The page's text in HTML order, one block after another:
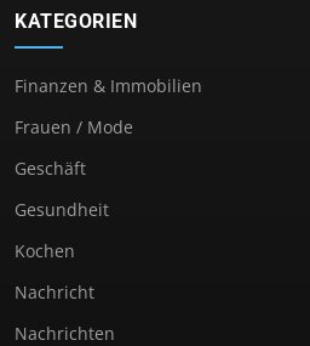
KATEGORIEN
Finanzen & Immobilien
Frauen / Mode
Geschäft
Gesundheit
Kochen
Nachricht
Nachrichten